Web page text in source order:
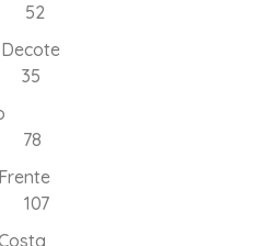
Decote
Corpo
Frente
Costa